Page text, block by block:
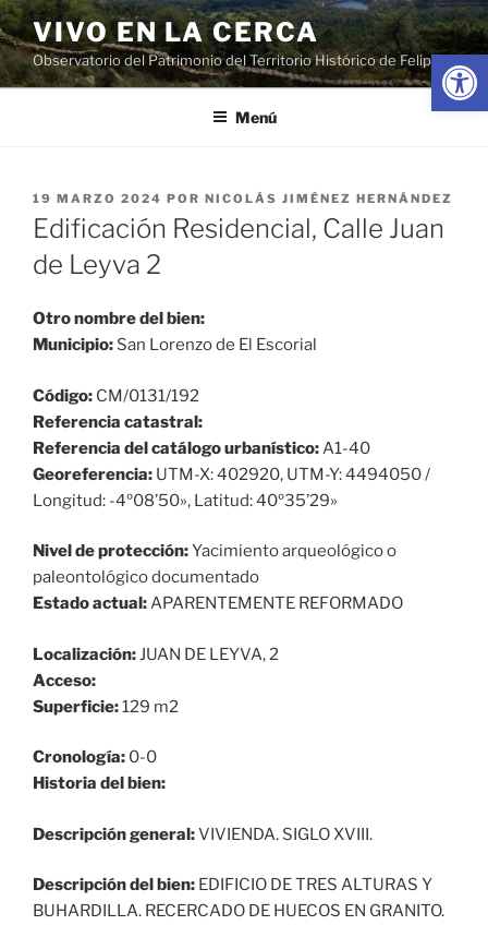
Abrir
Saltar
al
contenido
VIVO EN LA CERCA
Observatorio del Patrimonio del Territorio Histórico de Felipe II
Menú
PUBLICADO
EL
19 MARZO 2024 POR NICOLÁS JIMÉNEZ HERNÁNDEZ
Edificación Residencial, Calle Juan
de Leyva 2
Otro nombre del bien:
Municipio: San Lorenzo de El Escorial
Código: CM/0131/192
Referencia catastral:
Referencia del catálogo urbanístico:A1-40
Georeferencia: UTM-X: 402920, UTM-Y: 4494050 /
Longitud: -4º08’50», Latitud: 40º35’29»
Nivel de protección:Yacimiento arqueológico o
paleontológico documentado
Estado actual:APARENTEMENTE REFORMADO
Localización:JUAN DE LEYVA, 2
Acceso:
Superficie:129 m2
Cronología: 0-0
Historia del bien:
Descripción general:VIVIENDA. SIGLO XVIII.
Descripción del bien: EDIFICIO DE TRES ALTURAS Y
BUHARDILLA. RECERCADO DE HUECOS EN GRANITO.